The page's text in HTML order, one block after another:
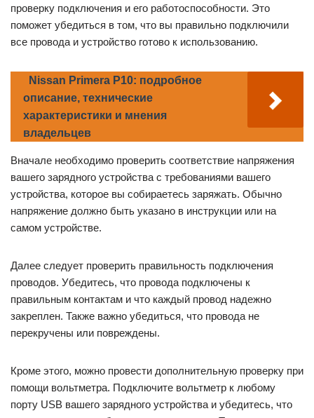
проверку подключения и его работоспособности. Это
поможет убедиться в том, что вы правильно подключили
все провода и устройство готово к использованию.
Nissan Primera P10: подробное
описание, технические
характеристики и мнения
владельцев
Вначале необходимо проверить соответствие напряжения
вашего зарядного устройства с требованиями вашего
устройства, которое вы собираетесь заряжать. Обычно
напряжение должно быть указано в инструкции или на
самом устройстве.
Далее следует проверить правильность подключения
проводов. Убедитесь, что провода подключены к
правильным контактам и что каждый провод надежно
закреплен. Также важно убедиться, что провода не
перекручены или повреждены.
Кроме этого, можно провести дополнительную проверку при
помощи вольтметра. Подключите вольтметр к любому
порту USB вашего зарядного устройства и убедитесь, что